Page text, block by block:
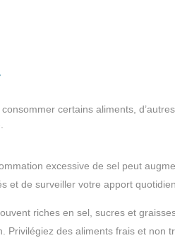
consommer certains aliments,
excessive de sel peut
et de surveiller votre apport
riches en sel, sucres et
Privilégiez des aliments frais et non